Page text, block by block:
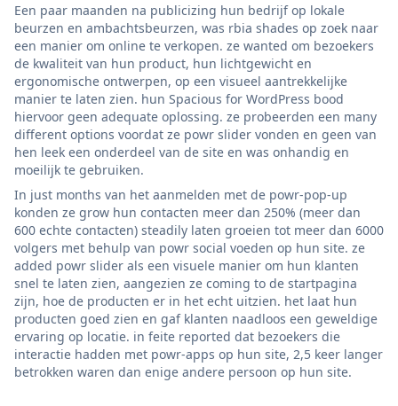
Een paar maanden na publicizing hun bedrijf op lokale
beurzen en ambachtsbeurzen, was rbia shades op zoek naar
een manier om online te verkopen. ze wanted om bezoekers
de kwaliteit van hun product, hun lichtgewicht en
ergonomische ontwerpen, op een visueel aantrekkelijke
manier te laten zien. hun Spacious for WordPress bood
hiervoor geen adequate oplossing. ze probeerden een many
different options voordat ze powr slider vonden en geen van
hen leek een onderdeel van de site en was onhandig en
moeilijk te gebruiken.
In just months van het aanmelden met de powr-pop-up
konden ze grow hun contacten meer dan 250% (meer dan
600 echte contacten) steadily laten groeien tot meer dan 6000
volgers met behulp van powr social voeden op hun site. ze
added powr slider als een visuele manier om hun klanten
snel te laten zien, aangezien ze coming to de startpagina
zijn, hoe de producten er in het echt uitzien. het laat hun
producten goed zien en gaf klanten naadloos een geweldige
ervaring op locatie. in feite reported dat bezoekers die
interactie hadden met powr-apps op hun site, 2,5 keer langer
betrokken waren dan enige andere persoon op hun site.